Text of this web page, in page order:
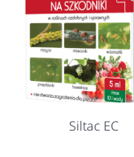
Siltac EC